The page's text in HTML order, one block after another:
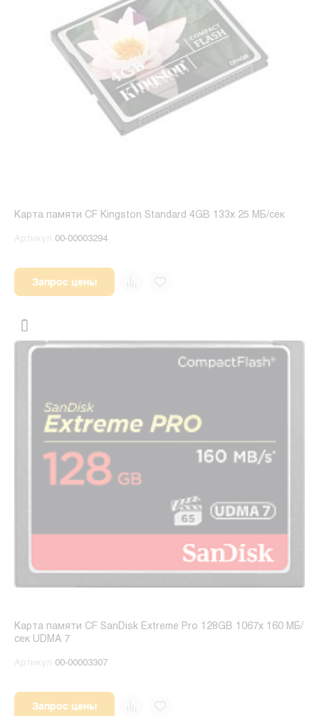
Карта памяти CF Kingston Standard 4GB 133x 25 МБ/сек
Артикул 00-00003294
Запрос цены
Карта памяти CF SanDisk Extreme Pro 128GB 1067x 160 МБ/
сек UDMA 7
Артикул 00-00003307
Запрос цены